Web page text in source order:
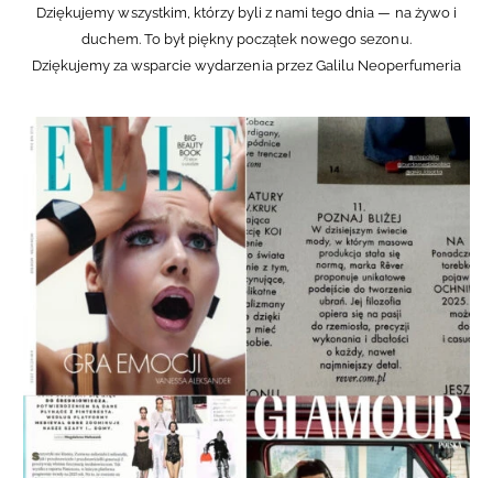
Dziękujemy wszystkim, którzy byli z nami tego dnia — na żywo i
duchem. To był piękny początek nowego sezonu.
Dziękujemy za wsparcie wydarzenia przez Galilu Neoperfumeria